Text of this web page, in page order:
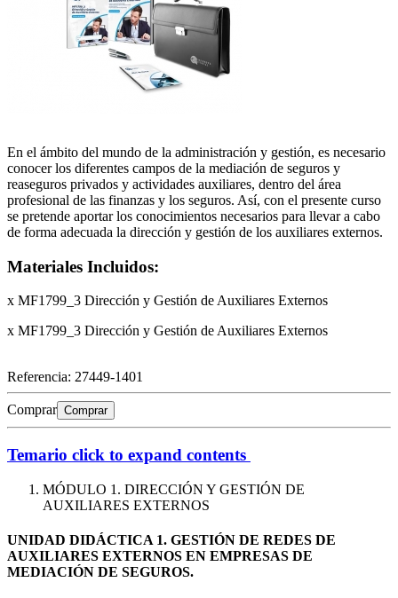
En el ámbito del mundo de la administración y gestión, es necesario
conocer los diferentes campos de la mediación de seguros y
reaseguros privados y actividades auxiliares, dentro del área
profesional de las finanzas y los seguros. Así, con el presente curso
se pretende aportar los conocimientos necesarios para llevar a cabo
de forma adecuada la dirección y gestión de los auxiliares externos.
Materiales Incluidos:
x MF1799_3 Dirección y Gestión de Auxiliares Externos
x MF1799_3 Dirección y Gestión de Auxiliares Externos
Referencia: 27449-1401
Comprar Comprar
Temario click to expand contents
MÓDULO 1. DIRECCIÓN Y GESTIÓN DE
AUXILIARES EXTERNOS
UNIDAD DIDÁCTICA 1. GESTIÓN DE REDES DE
AUXILIARES EXTERNOS EN EMPRESAS DE
MEDIACIÓN DE SEGUROS.